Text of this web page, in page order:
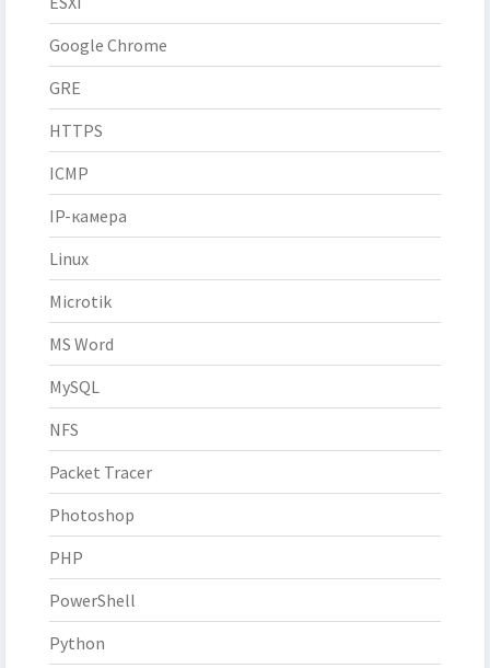
Google Chrome
GRE
HTTPS
ICMP
IP-камера
Linux
Microtik
MS Word
MySQL
NFS
Packet Tracer
Photoshop
PHP
PowerShell
Python